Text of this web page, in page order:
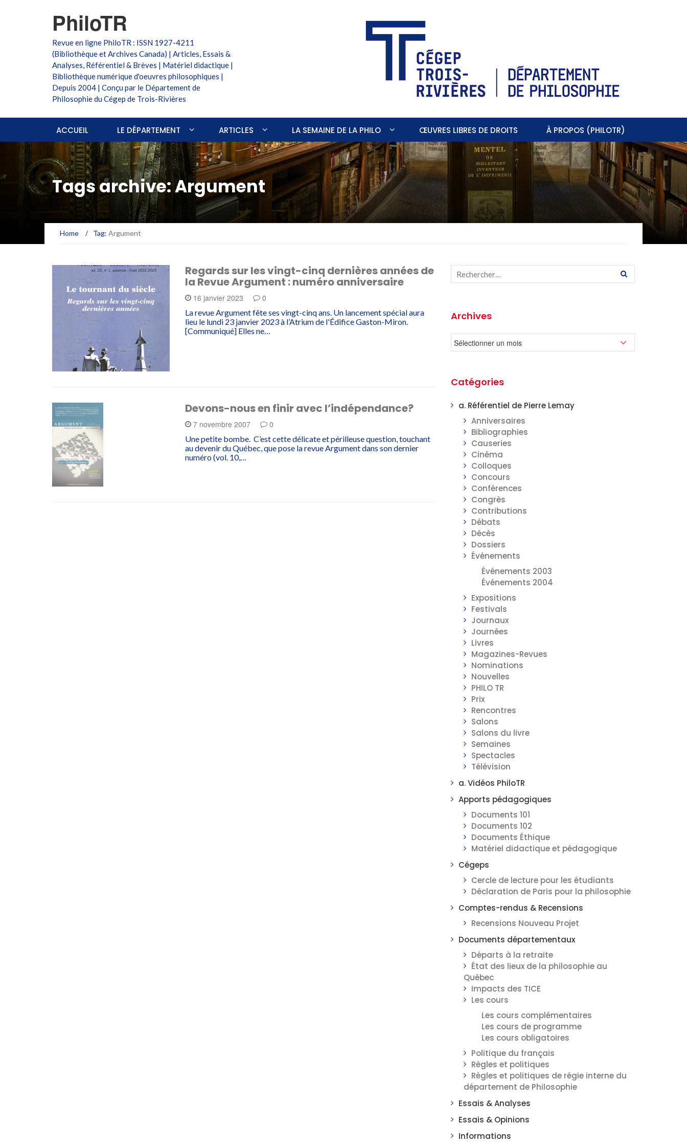
PhiloTR
Revue en ligne PhiloTR : ISSN 1927-4211
(Bibliothèque et Archives Canada) | Articles, Essais &
Analyses, Référentiel & Brèves | Matériel didactique |
Bibliothèque numérique d'oeuvres philosophiques |
Depuis 2004 | Conçu par le Département de
Philosophie du Cégep de Trois-Rivières
ACCUEIL LE DÉPARTEMENT ARTICLES LA SEMAINE DE LA PHILO ŒUVRES LIBRES DE DROITS À PROPOS (PHILOTR)
Tags archive: Argument
Home / Tag: Argument
Regards sur les vingt-cinq dernières années de
la Revue Argument : numéro anniversaire
16 janvier 2023 0
La revue Argument fête ses vingt-cinq ans. Un lancement spécial aura
lieu le lundi 23 janvier 2023 à l’Atrium de l'Édifice Gaston-Miron.
[Communiqué] Elles ne…
Devons-nous en finir avec l’indépendance?
7 novembre 2007 0
Une petite bombe. C’est cette délicate et périlleuse question, touchant
au devenir du Québec, que pose la revue Argument dans son dernier
numéro (vol. 10,…
Archives
Catégories
a. Référentiel de Pierre Lemay
Anniversaires
Bibliographies
Causeries
Cinéma
Colloques
Concours
Conférences
Congrès
Contributions
Débats
Décès
Dossiers
Événements
Événements 2003
Événements 2004
Expositions
Festivals
Journaux
Journées
Livres
Magazines-Revues
Nominations
Nouvelles
PHILO TR
Prix
Rencontres
Salons
Salons du livre
Semaines
Spectacles
Télévision
a. Vidéos PhiloTR
Apports pédagogiques
Documents 101
Documents 102
Documents Éthique
Matériel didactique et pédagogique
Cégeps
Cercle de lecture pour les étudiants
Déclaration de Paris pour la philosophie
Comptes-rendus & Recensions
Recensions Nouveau Projet
Documents départementaux
Départs à la retraite
État des lieux de la philosophie au
Québec
Impacts des TICE
Les cours
Les cours complémentaires
Les cours de programme
Les cours obligatoires
Politique du français
Règles et politiques
Règles et politiques de régie interne du
département de Philosophie
Essais & Analyses
Essais & Opinions
Informations